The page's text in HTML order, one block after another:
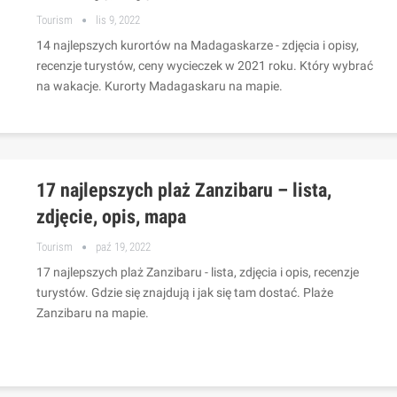
Tourism lis 9, 2022
14 najlepszych kurortów na Madagaskarze - zdjęcia i opisy,
recenzje turystów, ceny wycieczek w 2021 roku. Który wybrać
na wakacje. Kurorty Madagaskaru na mapie.
17 najlepszych plaż Zanzibaru – lista,
zdjęcie, opis, mapa
Tourism paź 19, 2022
17 najlepszych plaż Zanzibaru - lista, zdjęcia i opis, recenzje
turystów. Gdzie się znajdują i jak się tam dostać. Plaże
Zanzibaru na mapie.